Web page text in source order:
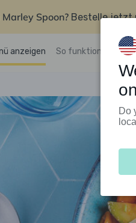
Marley Spoon? Bestelle jetzt
anzeigen So funktioniert’s
Do